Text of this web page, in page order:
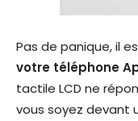
Pas de panique, il
votre téléphone
tactile LCD ne
vous soyez devant